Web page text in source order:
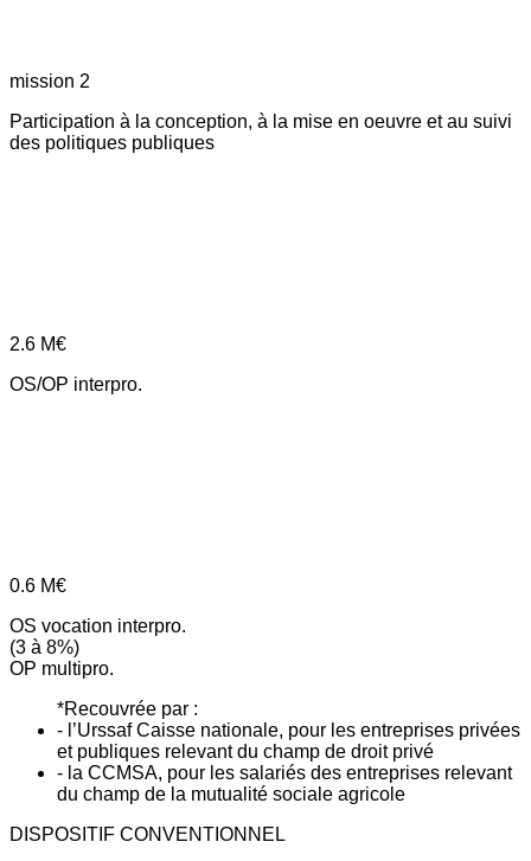
mission 2
Participation à la conception, à la mise en oeuvre et au suivi
des politiques publiques
2.6 M€
OS/OP interpro.
0.6 M€
OS vocation interpro.
(3 à 8%)
OP multipro.
*Recouvrée par :
- l’Urssaf Caisse nationale, pour les entreprises privées
et publiques relevant du champ de droit privé
- la CCMSA, pour les salariés des entreprises relevant
du champ de la mutualité sociale agricole
DISPOSITIF CONVENTIONNEL